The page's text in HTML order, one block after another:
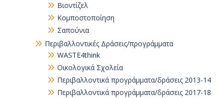
Βιοντίζελ
Κομποστοποίηση
Σαπούνια
Περιβαλλοντικές Δράσεις/προγράμματα
WASTE4think
Οικολογικά Σχολεία
Περιβαλλοντικά προγράμματα/δράσεις 2013-14
Περιβαλλοντικά προγράμματα/δράσεις 2017-18